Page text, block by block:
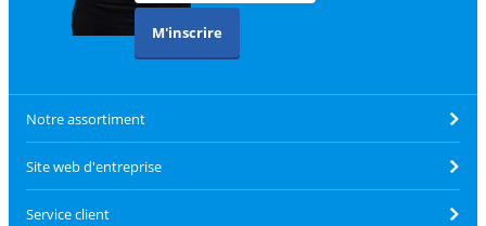
M'inscrire
Notre assortiment
Site web d'entreprise
Service client